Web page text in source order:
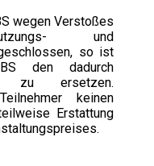
wegen Verstoßes
und
so ist
den dadurch
zu ersetzen.
keinen
Erstattung